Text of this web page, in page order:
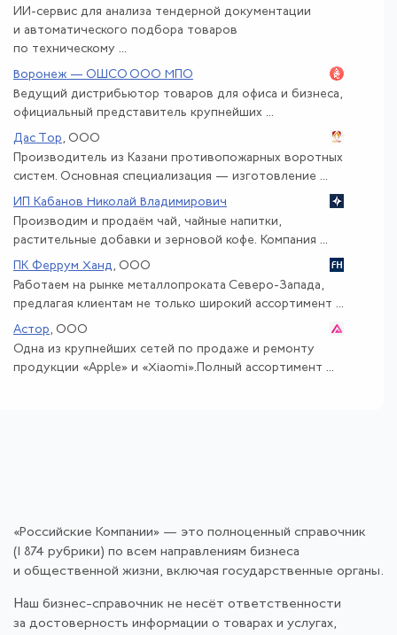
ИИ-сервис для анализа тендерной документации
и автоматического подбора товаров
по техническому ...
Воронеж — ОШСО ООО МПО
Ведущий дистрибьютор товаров для офиса и бизнеса,
официальный представитель крупнейших ...
Дас Тор , ООО
Производитель из Казани противопожарных воротных
систем. Основная специализация — изготовление ...
ИП Кабанов Николай Владимирович
Производим и продаём чай, чайные напитки,
растительные добавки и зерновой кофе. Компания ...
ПК Феррум Ханд , ООО
Работаем на рынке металлопроката Северо-Запада,
предлагая клиентам не только широкий ассортимент ...
Астор , ООО
Одна из крупнейших сетей по продаже и ремонту
продукции «Apple» и «Xiaomi».Полный ассортимент ...
«Российские Компании» — это полноценный справочник
(1 874 рубрики) по всем направлениям бизнеса
и общественной жизни, включая государственные органы.
Наш бизнес-справочник не несёт ответственности
за достоверность информации о товарах и услугах,